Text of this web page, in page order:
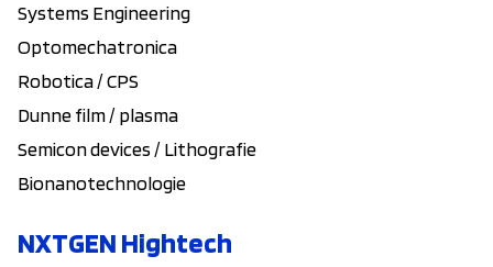
Systems Engineering
Optomechatronica
Robotica / CPS
Dunne film / plasma
Semicon devices / Lithografie
Bionanotechnologie
NXTGEN Hightech